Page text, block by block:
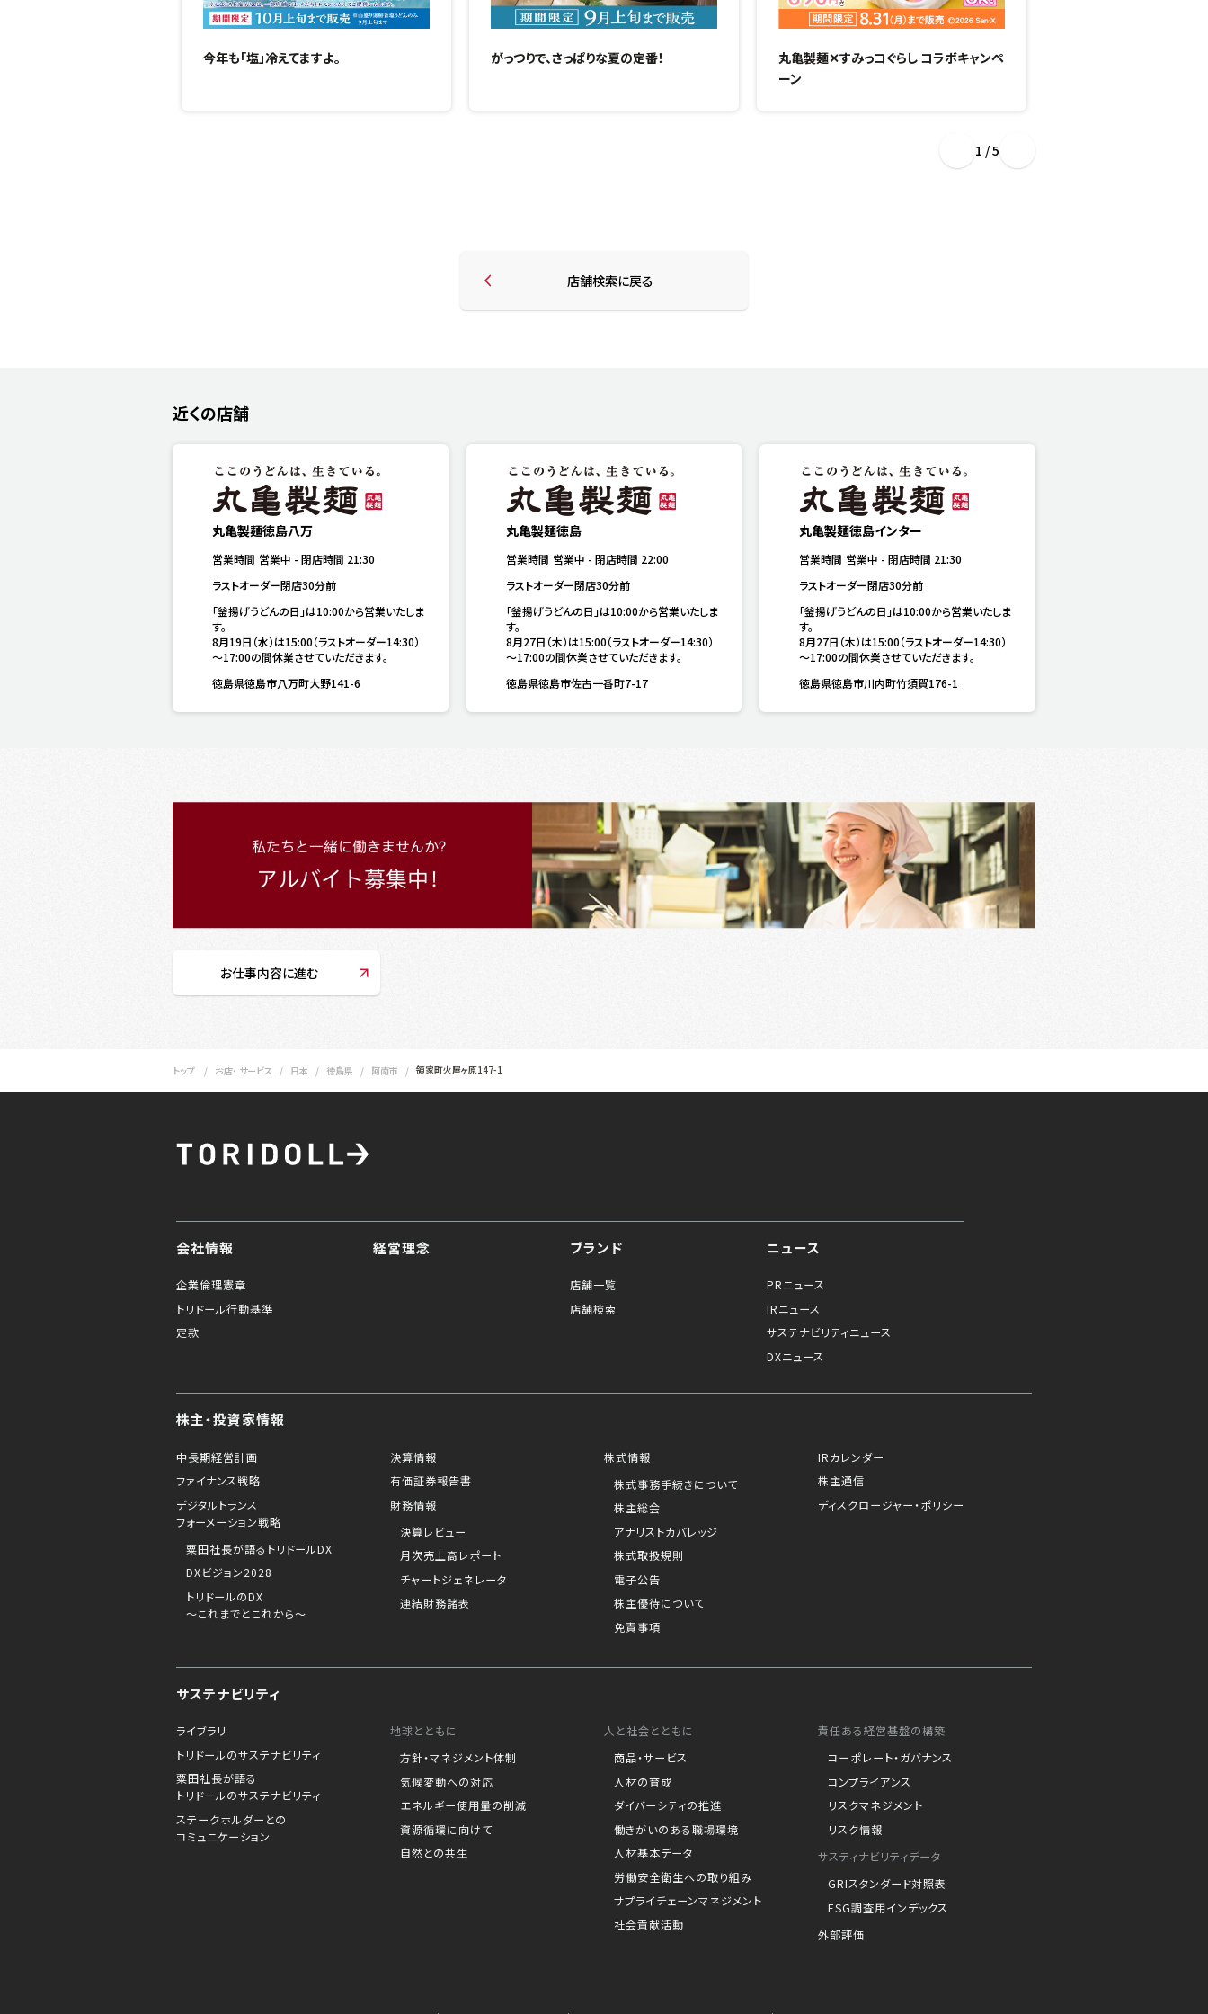
今年も「塩」冷えてますよ。 がっつりで、さっぱりな夏の定番！
丸亀製麺✕すみっコぐらし コラボキャンペ
ーン
1 / 5
店舗検索に戻る
近くの店舗
丸亀製麺徳島八万
営業時間 営業中 - 閉店時間 21:30
ラストオーダー閉店30分前
「釜揚げうどんの日」は10:00から営業いたしま
す。
8月19日（水）は15:00（ラストオーダー14:30）
～17:00の間休業させていただきます。
徳島県徳島市八万町大野141-6
丸亀製麺徳島
営業時間 営業中 - 閉店時間 22:00
ラストオーダー閉店30分前
「釜揚げうどんの日」は10:00から営業いたしま
す。
8月27日（木）は15:00（ラストオーダー14:30）
～17:00の間休業させていただきます。
徳島県徳島市佐古一番町7-17
丸亀製麺徳島インター
営業時間 営業中 -閉店時間 21:30
ラストオーダー閉店30分前
「釜揚げうどんの日」は10:00から営業いたしま
す。
8月27日（木）は15:00（ラストオーダー14:30）
～17:00の間休業させていただきます。
徳島県徳島市川内町竹須賀176-1
お仕事内容に進む
トップ お店・ サービス 日本 徳島県 阿南市 領家町火屋ヶ原147-1
会社情報
企業倫理憲章
トリドール行動基準
定款
経営理念 ブランド
店舗一覧
店舗検索
ニュース
PRニュース
IRニュース
サステナビリティニュース
DXニュース
株主・投資家情報
中長期経営計画
ファイナンス戦略
デジタルトランス
フォーメーション戦略
粟田社長が語るトリドールDX
DXビジョン2028
トリドールのDX
～これまでとこれから～
決算情報
有価証券報告書
財務情報
決算レビュー
月次売上高レポート
チャートジェネレータ
連結財務諸表
株式情報
株式事務手続きについて
株主総会
アナリストカバレッジ
株式取扱規則
電子公告
株主優待について
免責事項
IRカレンダー
株主通信
ディスクロージャー・ポリシー
サステナビリティ
ライブラリ
トリドールのサステナビリティ
粟田社長が語る
トリドールのサステナビリティ
ステークホルダーとの
コミュニケーション
地球とともに
方針・マネジメント体制
気候変動への対応
エネルギー使用量の削減
資源循環に向けて
自然との共生
人と社会とともに
商品・サービス
人材の育成
ダイバーシティの推進
働きがいのある職場環境
人材基本データ
労働安全衛生への取り組み
サプライチェーンマネジメント
社会貢献活動
責任ある経営基盤の構築
コーポレート・ガバナンス
コンプライアンス
リスクマネジメント
リスク情報
サスティナビリティデータ
GRIスタンダード対照表
ESG調査用インデックス
外部評価